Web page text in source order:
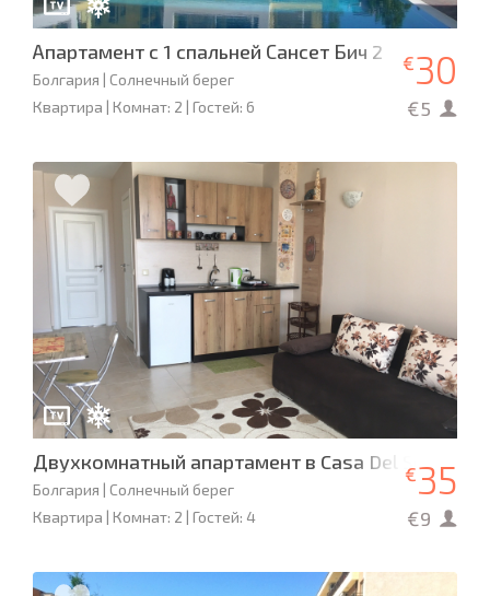
Апартамент с 1 спальней Сансет Бич 2
Болгария | Солнечный берег
Квартира | Комнат: 2 | Гостей: 6
€30
€5
Двухкомнатный апартамент в Casa Del Sol
Болгария | Солнечный берег
Квартира | Комнат: 2 | Гостей: 4
€35
€9